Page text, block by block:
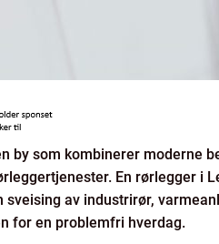
by som kombinerer moderne
En rørlegger i
sveising av industrirør,
for en problemfri hverdag.